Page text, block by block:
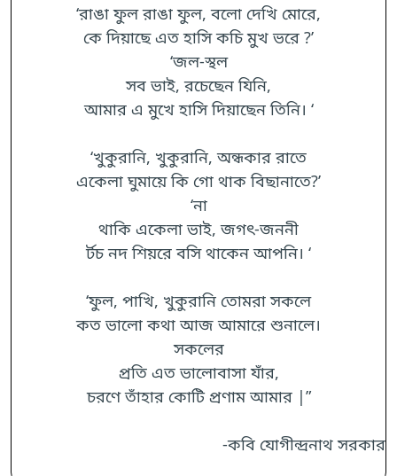
‘রাঙা ফুল রাঙা ফুল, বলো দেখি মোরে,
কে দিয়াছে এত হাসি কচি মুখ ভরে ?’
‘জল-স্থল
সব ভাই, রচেছেন যিনি,
আমার এ মুখে হাসি দিয়াছেন তিনি। ‘
‘খুকুরানি, খুকুরানি, অন্ধকার রাতে
একেলা ঘুমায়ে কি গো থাক বিছানাতে?’
‘না
থাকি একেলা ভাই, জগৎ-জননী
ৰ্টচ নদ শিয়রে বসি থাকেন আপনি। ‘
‘ফুল, পাখি, খুকুরানি তোমরা সকলে
কত ভালো কথা আজ আমারে শুনালে।
সকলের
প্রতি এত ভালোবাসা যাঁর,
চরণে তাঁহার কোটি প্রণাম আমার |”
-কবি যোগীন্দ্রনাথ সরকার